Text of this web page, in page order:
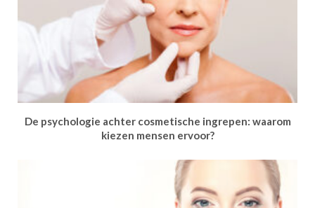
De psychologie achter cosmetische ingrepen: waarom
kiezen mensen ervoor?